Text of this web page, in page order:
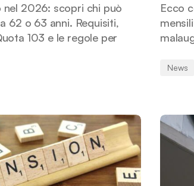
nel 2026: scopri chi può
62 o 63 anni. Requisiti,
103 e le regole per
Ecco
News